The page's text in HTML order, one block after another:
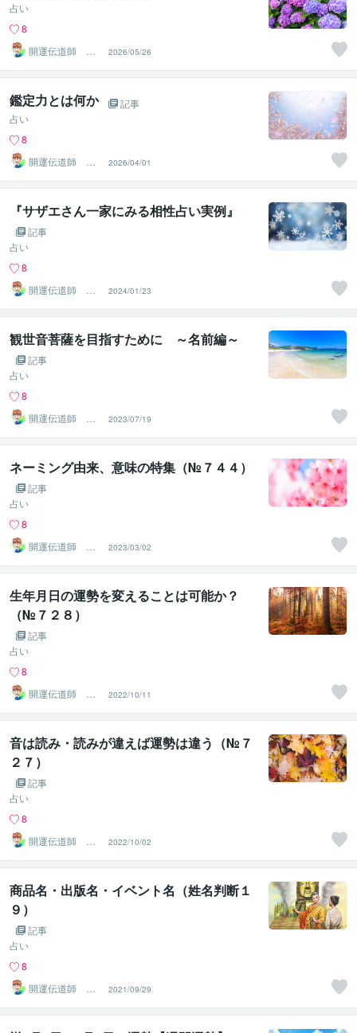
占い
8
開運伝道師 HE
RO
2026/05/26
鑑定力とは何か
記事
占い
8
開運伝道師 HE
RO
2026/04/01
『サザエさん一家にみる相性占い実例』
記事
占い
8
開運伝道師 HE
RO
2024/01/23
観世音菩薩を目指すために ～名前編～
記事
占い
8
開運伝道師 HE
RO
2023/07/19
ネーミング由来、意味の特集（№７４４）
記事
占い
8
開運伝道師 HE
RO
2023/03/02
生年月日の運勢を変えることは可能か？
（№７２８）
記事
占い
8
開運伝道師 HE
RO
2022/10/11
音は読み・読みが違えば運勢は違う（№７
２７）
記事
占い
8
開運伝道師 HE
RO
2022/10/02
商品名・出版名・イベント名（姓名判断１
９）
記事
占い
8
開運伝道師 HE
RO
2021/09/29